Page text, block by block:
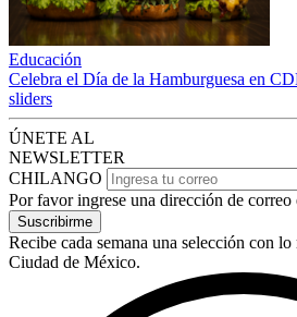
Educación
Celebra el Día de la Hamburguesa en
sliders
ÚNETE AL
NEWSLETTER
CHILANGO
Por favor ingrese una dirección de
Suscribirme
Recibe cada semana una selección con lo
Ciudad de México.